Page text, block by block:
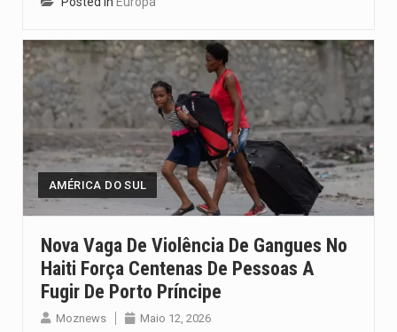
AMÉRICA DO SUL
Nova Vaga De Violência De Gangues No
Haiti Força Centenas De Pessoas A
Fugir De Porto Príncipe
Moznews Maio 12, 2026